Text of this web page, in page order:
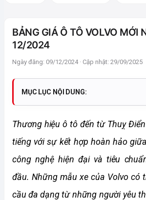
BẢNG GIÁ Ô TÔ VOLVO MỚI
12/2024
Ngày đăng: 09/12/2024 · Cập nhật: 29/09/2025
MỤC LỤC NỘI DUNG:
Thương hiệu ô tô đến từ Thuỵ
tiếng với sự kết hợp hoàn hảo
công nghệ hiện đại và tiêu
đầu. Những mẫu xe của Volvo có
cầu đa dạng từ những người yêu